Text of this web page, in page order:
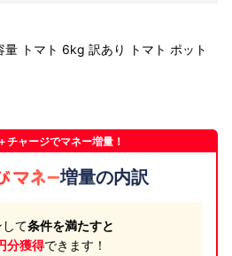
量 トマト 6kg 訳あり トマト ポット
チャージでマネー増量！
増量の内訳
て条件を満たすと
分獲得できます！